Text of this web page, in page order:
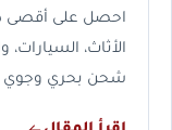
احصل على أقصى
الأثاث،
شحن بحري وجوي